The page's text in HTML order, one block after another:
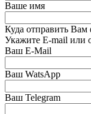
Ваше имя
Куда отправить Вам
Укажите E-mail или
Ваш E-Mail
Ваш WatsApp
Ваш Telegram